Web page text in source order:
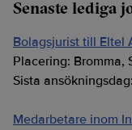
Senaste lediga
Bolagsjurist till Eltel
Placering: Bromma,
Sista ansökningsdag:
Medarbetare inom